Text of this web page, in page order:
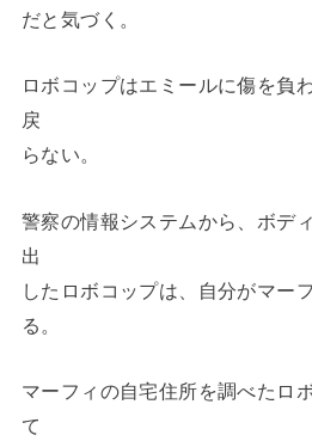
だと気づく。
ロボコップはエミールに傷を負
戻
らない。
警察の情報システムから、ボデ
出
したロボコップは、自分がマー
る。
マーフィの自宅住所を調べたロ
て